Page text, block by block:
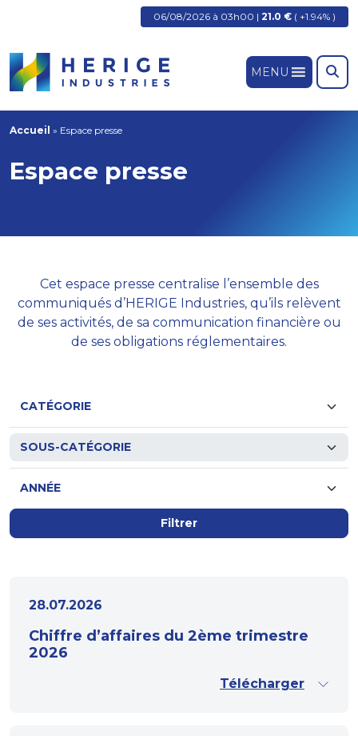
06/08/2026 à 03h00 | 21.0 € ( +1.94% )
MENU
Accueil » Espace presse
Espace presse
Cet espace presse centralise l’ensemble des
communiqués d’HERIGE Industries, qu’ils relèvent
de ses activités, de sa communication financière ou
de ses obligations réglementaires.
Filtrer
28.07.2026
Chiffre d’affaires du 2ème trimestre
2026
Télécharger